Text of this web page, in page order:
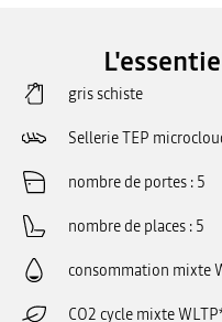
gris schiste
Sellerie TEP
nombre de portes 5
nombre de places 5
consommation mixte
CO2 cycle mixte